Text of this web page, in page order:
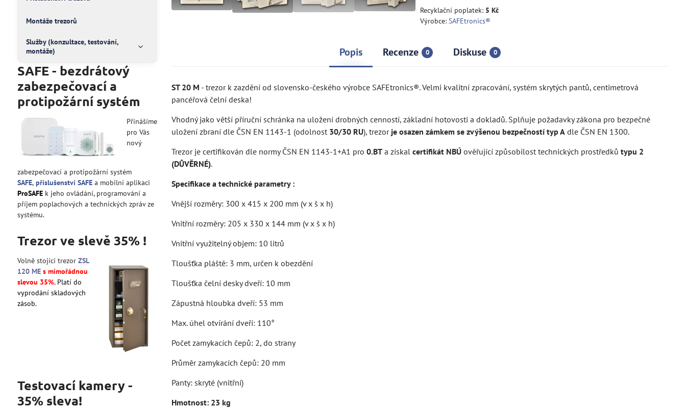
Recyklační poplatek: 5 Kč
Výrobce:SAFEtronics®
Popis Recenze 0 Diskuse 0
ST 20 M - trezor k zazdění od slovensko-českého výrobce SAFEtronics®. Velmi kvalitní zpracování, systém skrytých pantů, centimetrová
pancéřová čelní deska!
Vhodný jako větší příruční schránka na uložení drobných cenností, základní hotovosti a dokladů. Splňuje požadavky zákona pro bezpečné
uložení zbraní dle ČSN EN 1143-1 (odolnost 30/30 RU), trezor je osazen zámkem se zvýšenou bezpečností typ A dle ČSN EN 1300.
Trezor je certifikován dle normy ČSN EN 1143-1+A1 pro0.BT a získalcertifikát NBÚ ověřující způsobilost technických prostředkůtypu 2
(DŮVĚRNÉ).
Specifikace a technické parametry :
Vnější rozměry: 300 x 415 x 200 mm (v x š x h)
Vnitřní rozměry: 205 x 330 x 144 mm (v x š x h)
Vnitřní využitelný objem: 10 litrů
Tloušťka pláště: 3 mm, určen k obezdění
Tloušťka čelní desky dveří: 10 mm
Zápustná hloubka dveří: 53 mm
Max. úhel otvírání dveří: 110°
Počet zamykacích čepů: 2, do strany
Průměr zamykacích čepů: 20 mm
Panty: skryté (vnitřní)
Hmotnost: 23 kg
Montáže trezorů
Služby (konzultace, testování,
montáže)
SAFE - bezdrátový
zabezpečovací a
protipožární systém
Přinášíme
pro Vás
nový
zabezpečovací a protipožární systém
SAFE, příslušenství SAFEa mobilní aplikaci
ProSAFEk jeho ovládání, programování a
příjem poplachových a technických zpráv ze
systému.
Trezor ve slevě 35% !
Volně stojící trezor ZSL
120 ME s mimořádnou
slevou 35%. Platí do
vyprodání skladových
zásob.
Testovací kamery -
35% sleva!